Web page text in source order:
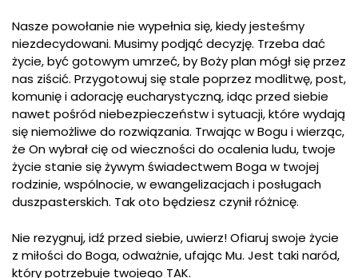
Nasze powołanie nie wypełnia się, kiedy jesteśmy
niezdecydowani. Musimy podjąć decyzję. Trzeba dać
życie, być gotowym umrzeć, by Boży plan mógł się przez
nas ziścić. Przygotowuj się stale poprzez modlitwę, post,
komunię i adorację eucharystyczną, idąc przed siebie
nawet pośród niebezpieczeństw i sytuacji, które wydają
się niemożliwe do rozwiązania. Trwając w Bogu i wierząc,
że On wybrał cię od wieczności do ocalenia ludu, twoje
życie stanie się żywym świadectwem Boga w twojej
rodzinie, wspólnocie, w ewangelizacjach i posługach
duszpasterskich. Tak oto będziesz czynił różnicę.
Nie rezygnuj, idź przed siebie, uwierz! Ofiaruj swoje życie
z miłości do Boga, odważnie, ufając Mu. Jest taki naród,
który potrzebuje twojego TAK.